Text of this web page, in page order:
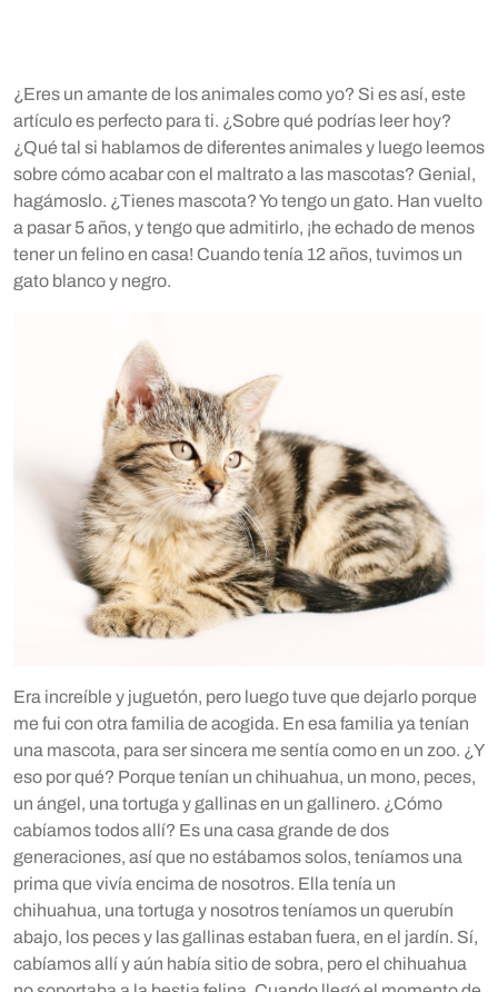
¿Eres un amante de los animales como yo? Si es así, este
artículo es perfecto para ti. ¿Sobre qué podrías leer hoy?
¿Qué tal si hablamos de diferentes animales y luego leemos
sobre cómo acabar con el maltrato a las mascotas? Genial,
hagámoslo. ¿Tienes mascota? Yo tengo un gato. Han vuelto
a pasar 5 años, y tengo que admitirlo, ¡he echado de menos
tener un felino en casa! Cuando tenía 12 años, tuvimos un
gato blanco y negro.
Era increíble y juguetón, pero luego tuve que dejarlo porque
me fui con otra familia de acogida. En esa familia ya tenían
una mascota, para ser sincera me sentía como en un zoo. ¿Y
eso por qué? Porque tenían un chihuahua, un mono, peces,
un ángel, una tortuga y gallinas en un gallinero. ¿Cómo
cabíamos todos allí? Es una casa grande de dos
generaciones, así que no estábamos solos, teníamos una
prima que vivía encima de nosotros. Ella tenía un
chihuahua, una tortuga y nosotros teníamos un querubín
abajo, los peces y las gallinas estaban fuera, en el jardín. Sí,
cabíamos allí y aún había sitio de sobra, pero el chihuahua